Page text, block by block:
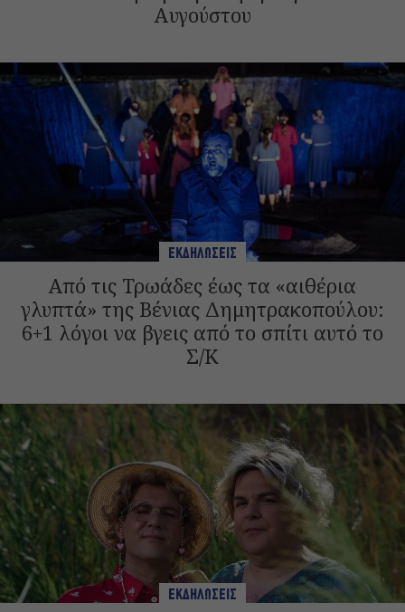
Αυγούστου
ΕΚΔΗΛΩΣΕΙΣ
Από τις Τρωάδες έως τα «αιθέρια
γλυπτά» της Βένιας Δημητρακοπούλου:
6+1 λόγοι να βγεις από το σπίτι αυτό το
Σ/Κ
ΕΚΔΗΛΩΣΕΙΣ